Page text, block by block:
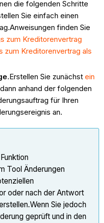
die folgenden Schritte
Sie einfach einen
finden Sie
zum Kreditorenvertrag
zum Kreditorenvertrag als
.Erstellen Sie zunächstein
anhand der folgenden
für Ihren
an.
Tool Änderungen
oder nach der Antwort
Sie jedoch
geprüft und in den